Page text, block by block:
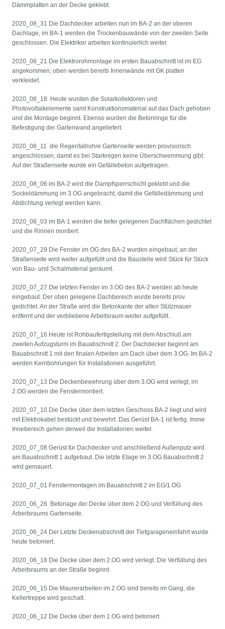
Dämmplatten an der Decke geklebt.
2020_08_31 Die Dachdecker arbeiten nun im BA-2 an der oberen
Dachlage, im BA-1 werden die Trockenbauwände von der zweiten Seite
geschlossen. Die Elektriker arbeiten kontinuierlich weiter.
2020_08_21 Die Elektrorohmontage im ersten Bauabschnitt ist im EG
angekommen, oben werden bereits Innenwände mit GK platten
verkleidet.
2020_08_18 Heute wurden die Solarkollektoren und
Photovoltaikelemente samt Konstruktionsmaterial auf das Dach gehoben
und die Montage beginnt. Ebenso wurden die Betonringe für die
Befestigung der Gartenwand angeliefert.
2020_08_11 die Regenfallrohre Gartenseite werden provisorisch
angeschlossen, damit es bei Starkregen keine Überschwemmung gibt.
Auf der Straßenseite wurde ein Gefällebeton aufgetragen.
2020_08_06 im BA-2 wird die Dampfsperrschicht geklebt und die
Sockeldämmung im 3.OG angebracht, damit die Gefälledämmung und
Abdichtung verlegt werden kann.
2020_08_03 im BA-1 werden die tiefer gelegenen Dachflächen gedichtet
und die Rinnen montiert.
2020_07_29 Die Fenster im OG des BA-2 wurden eingebaut, an der
Straßenseite wird weiter aufgefüllt und die Baustelle wird Stück für Stück
von Bau- und Schalmaterial geräumt.
2020_07_27 Die letzten Fenster im 3.OG des BA-2 werden ab heute
eingebaut. Der oben gelegene Dachbereich wurde bereits prov.
gedichtet. An der Straße wird die Betonkante der alten Stützmauer
entfernt und der verbliebene Arbeitsraum weiter aufgefüllt.
2020_07_16 Heute ist Rohbaufertigstellung mit dem Abschluß am
zweiten Aufzugsturm im Bauabschnitt 2. Der Dachdecker beginnt am
Bauabschnitt 1 mit den finalen Arbeiten am Dach über dem 3.OG. Im BA-2
werden Kernbohrungen für Installationen ausgeführt.
2020_07_13 Die Deckenbewehrung über dem 3.OG wird verlegt, im
2.OG werden die Fenstermontiert.
2020_07_10 Die Decke über dem letzten Geschoss BA-2 liegt und wird
mit Elektrokabel bestückt und bewehrt. Das Gerüst BA-1 ist fertig. Imme
Innebereich gehen derweil die Installationen weiter.
2020_07_08 Gerüst für Dachdecker und anschließend Außenputz wird
am Bauabschnitt 1 aufgebaut. Die letzte Etage im 3.OG Bauabschnitt 2
wird gemauert.
2020_07_01 Fenstermontagen im Bauabschnitt 2 im EG/1.OG
2020_06_26 Betonage der Decke über dem 2.OG und Verfüllung des
Arbeitsraums Gartenseite.
2020_06_24 Der Letzte Deckenabschnitt der Tiefgarageneinfahrt wurde
heute betoniert.
2020_06_18 Die Decke über dem 2.OG wird verlegt. Die Verfüllung des
Arbeitsraums an der Straße beginnt.
2020_06_15 Die Maurerarbeiten im 2.OG sind bereits im Gang, die
Kellertreppe wird geschalt.
2020_06_12 Die Decke über dem 1.OG wird betoniert.